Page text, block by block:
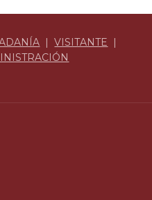
|VISITANTE |